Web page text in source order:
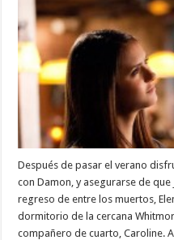
Después de pasar el verano
con Damon, y asegurarse de que
regreso de entre los muertos,
dormitorio de la cercana
compañero de cuarto, Caroline.